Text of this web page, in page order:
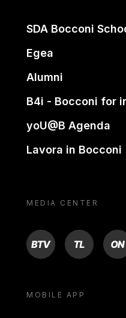
SDA Bocconi
Egea
Alumni
B4i - Bocconi for
yoU@B Agenda
Lavora in Bocconi
MEDIA CENTER
BTV TL ON
MOBILE APP